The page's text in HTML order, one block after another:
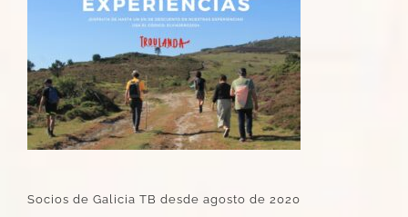
Socios de Galicia TB desde agosto de 2020